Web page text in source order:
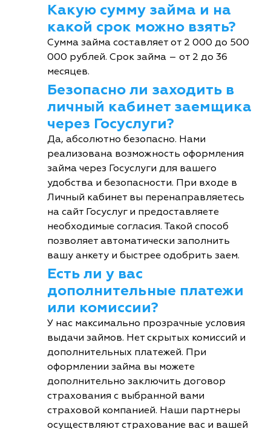
Какую сумму займа и на
какой срок можно взять?
Сумма займа составляет от 2 000 до 500
000 рублей. Срок займа – от 2 до 36
месяцев.
Безопасно ли заходить в
личный кабинет заемщика
через Госуслуги?
Да, абсолютно безопасно. Нами
реализована возможность оформления
займа через Госуслуги для вашего
удобства и безопасности. При входе в
Личный кабинет вы перенаправляетесь
на сайт Госуслуг и предоставляете
необходимые согласия. Такой способ
позволяет автоматически заполнить
вашу анкету и быстрее одобрить заем.
Есть ли у вас
дополнительные платежи
или комиссии?
У нас максимально прозрачные условия
выдачи займов. Нет скрытых комиссий и
дополнительных платежей. При
оформлении займа вы можете
дополнительно заключить договор
страхования с выбранной вами
страховой компанией. Наши партнеры
осуществляют страхование вас и вашей